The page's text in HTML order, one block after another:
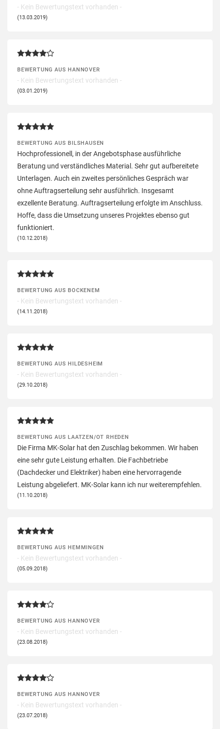
- Kein Bewertungstext vorhanden -
(13.03.2019)
BEWERTUNG AUS HANNOVER
- Kein Bewertungstext vorhanden -
(03.01.2019)
BEWERTUNG AUS BILSHAUSEN
Hochprofessionell, in der Angebotsphase ausführliche
Beratung und verständliches Material. Sehr gut aufbereitete
Unterlagen. Auch ein zweites persönliches Gespräch war
ohne Auftragserteilung sehr ausführlich. Insgesamt
exzellente Beratung. Auftragserteilung erfolgte im Anschluss.
Hoffe, dass die Umsetzung unseres Projektes ebenso gut
funktioniert.
(10.12.2018)
BEWERTUNG AUS BOCKENEM
- Kein Bewertungstext vorhanden -
(14.11.2018)
BEWERTUNG AUS HILDESHEIM
- Kein Bewertungstext vorhanden -
(29.10.2018)
BEWERTUNG AUS LAATZEN/OT RHEDEN
Die Firma MK-Solar hat den Zuschlag bekommen. Wir haben
eine sehr gute Leistung erhalten. Die Fachbetriebe
(Dachdecker und Elektriker) haben eine hervorragende
Leistung abgeliefert. MK-Solar kann ich nur weiterempfehlen.
(11.10.2018)
BEWERTUNG AUS HEMMINGEN
- Kein Bewertungstext vorhanden -
(05.09.2018)
BEWERTUNG AUS HANNOVER
- Kein Bewertungstext vorhanden -
(23.08.2018)
BEWERTUNG AUS HANNOVER
- Kein Bewertungstext vorhanden -
(23.07.2018)